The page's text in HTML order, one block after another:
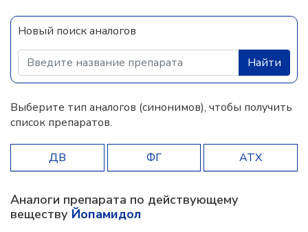
Новый поиск аналогов
Найти
Выберите тип аналогов (синонимов), чтобы получить
список препаратов.
ДВ ФГ АТХ
Аналоги препарата по действующему
веществу Йопамидол